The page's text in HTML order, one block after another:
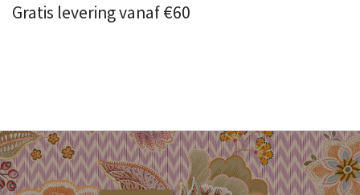
Gratis levering vanaf €60